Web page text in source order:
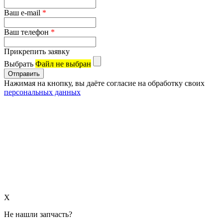
Ваш e-mail *
Ваш телефон *
Прикрепить заявку
Выбрать Файл не выбран
Нажимая на кнопку, вы даёте согласие на обработку своих
персональных данных
X
Не нашли запчасть?